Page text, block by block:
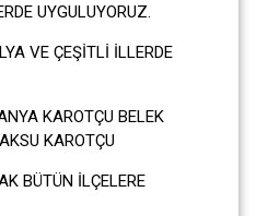
UYGULUYORUZ.
VE ÇEŞİTLİ İLLERDE
KAROTÇU BELEK
KAROTÇU
BÜTÜN İLÇELERE